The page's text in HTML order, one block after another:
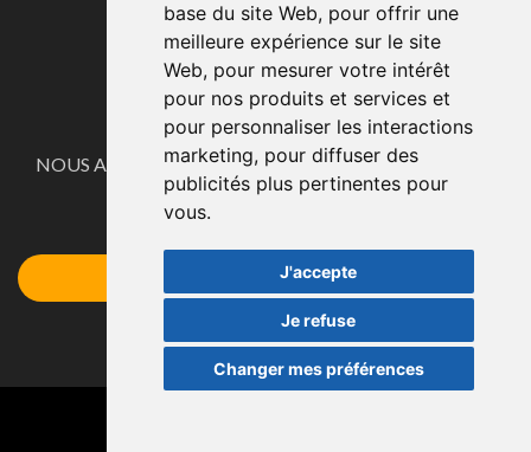
base du site Web, pour offrir une
meilleure expérience sur le site
Web, pour mesurer votre intérêt
pour nos produits et services et
pour personnaliser les interactions
marketing, pour diffuser des
publicités plus pertinentes pour
vous.
J'accepte
Je refuse
Changer mes préférences
Avis juridique
Définir des cookies
CONTACTE
NOUS ADAPTONS NOS PRODUITS AUX BESOINS DE
NOS CLIENTS.
Accéder au Formulaire